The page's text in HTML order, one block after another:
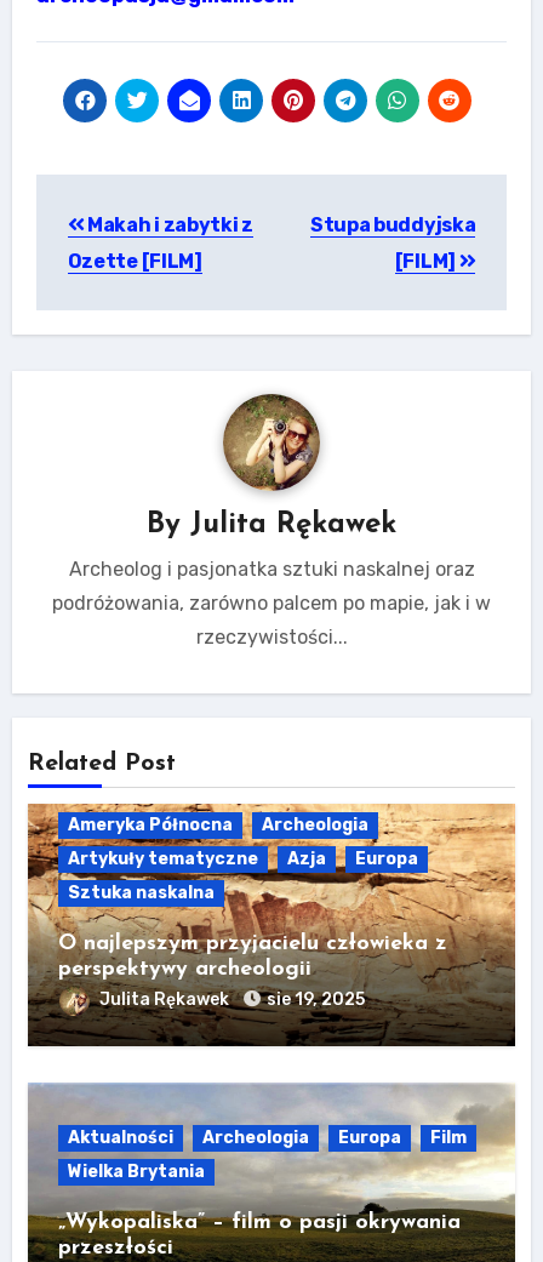
wpisu
Makah i zabytki z
Ozette [FILM]
Stupa buddyjska
[FILM]
By Julita Rękawek
Archeolog i pasjonatka sztuki naskalnej oraz
podróżowania, zarówno palcem po mapie, jak i w
rzeczywistości...
Related Post
Ameryka Północna
Archeologia
Artykuły tematyczne
Azja
Europa
Sztuka naskalna
O najlepszym przyjacielu człowieka z
perspektywy archeologii
Julita Rękawek sie 19, 2025
Aktualności Archeologia Europa
Film
Wielka Brytania
„Wykopaliska” – film o pasji okrywania
przeszłości